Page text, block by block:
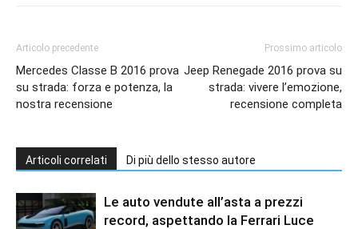
Articolo precedente
Mercedes Classe B 2016 prova
su strada: forza e potenza, la
nostra recensione
Prossimo articolo
Jeep Renegade 2016 prova su
strada: vivere l’emozione,
recensione completa
Articoli correlati Di più dello stesso autore
Le auto vendute all’asta a prezzi
record, aspettando la Ferrari Luce